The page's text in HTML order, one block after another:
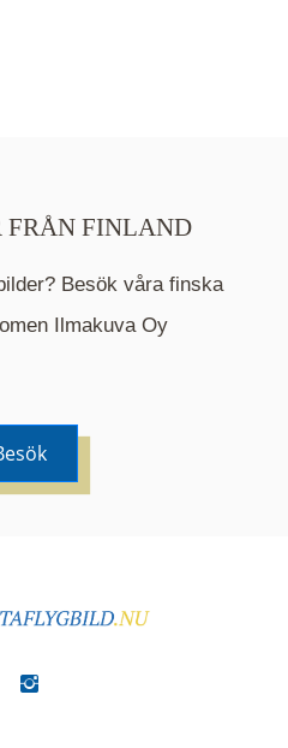
över fotat område och
som finns just här.
FRÅN FINLAND
Besök våra finska
Ilmakuva Oy